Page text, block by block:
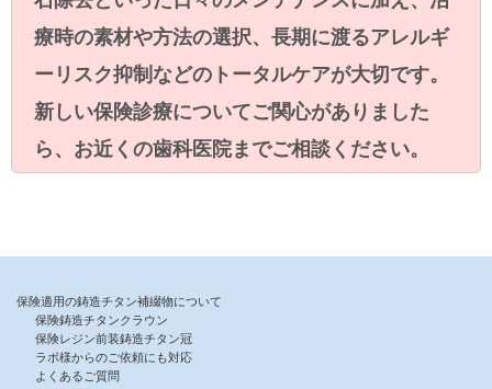
療時の素材や方法の選択、長期に渡るアレルギ
ーリスク抑制などのトータルケアが大切です。
新しい保険診療についてご関心がありました
ら、お近くの歯科医院までご相談ください。
保険適用の鋳造チタン補綴物について
保険鋳造チタンクラウン
保険レジン前装鋳造チタン冠
ラボ様からのご依頼にも対応
よくあるご質問